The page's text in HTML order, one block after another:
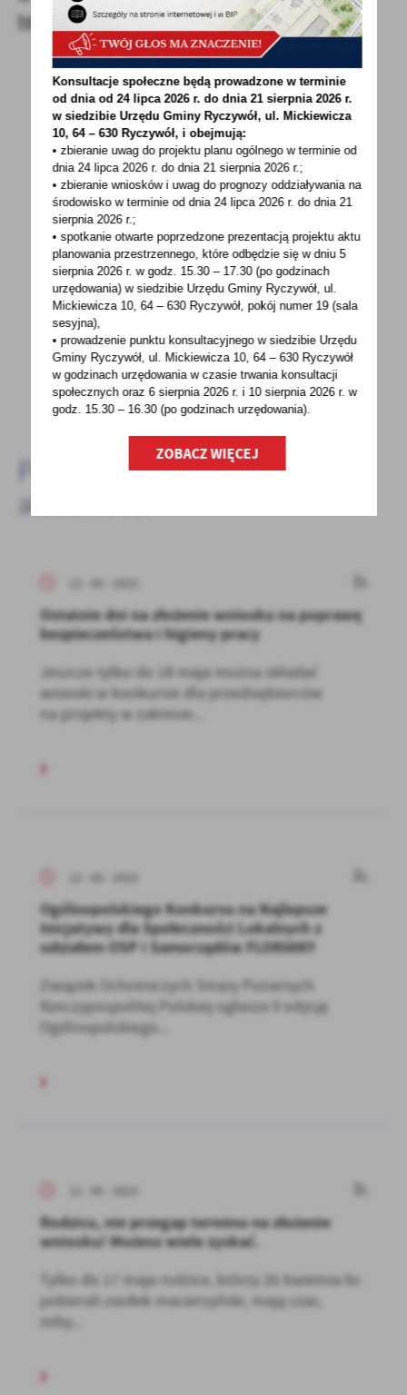
https://ksow.pl.
POWRÓT UDOSTĘPNIJ
POPRZEDNI NASTĘPNY
Spodobała Ci się informacja? Zostaw nam swoją opinię
- to dla Ciebie staramy się być najlepsi, a Twoje zdanie
bardzo nam w tym pomoże!
DODAJ KOMENTARZ
Pozostałe
aktualności
Ostatnie dni na złożenie wniosku na poprawę
bezpieczeństwa i higieny pracy
Jeszcze tylko do 18 maja można składać
wnioski w konkursie dla przedsiębiorców
na projekty w zakresie...
Ogólnopolskiego Konkursu na Najlepsze
Inicjatywy dla Społeczności Lokalnych z
udziałem OSP i Samorządów FLORIANY
Związek Ochotniczych Straży Pożarnych
Rzeczypospolitej Polskiej ogłasza V edycję
Ogólnopolskiego...
Rodzicu, nie przegap terminu na złożenie
wniosku! Możesz wiele zyskać.
Tylko do 17 maja rodzice, którzy 26 kwietnia br.
pobierali zasiłek macierzyński, mają czas,
żeby...
Konsultacje społeczne będą prowadzone w terminie
od dnia od 24 lipca 2026 r. do dnia 21 sierpnia 2026 r.
w siedzibie Urzędu Gminy Ryczywół, ul. Mickiewicza
10, 64 – 630 Ryczywół, i obejmują:
• zbieranie uwag do projektu planu ogólnego w terminie od
dnia 24 lipca 2026 r. do dnia 21 sierpnia 2026 r.;
• zbieranie wniosków i uwag do prognozy oddziaływania na
środowisko w terminie od dnia 24 lipca 2026 r. do dnia 21
sierpnia 2026 r.;
• spotkanie otwarte poprzedzone prezentacją projektu aktu
planowania przestrzennego, które odbędzie się w dniu 5
sierpnia 2026 r.w godz. 15.30 – 17.30 (po godzinach
urzędowania) w siedzibie Urzędu Gminy Ryczywół, ul.
Mickiewicza 10, 64 – 630 Ryczywół, pokójnumer 19 (sala
sesyjna),
• prowadzenie punktu konsultacyjnego w siedzibie Urzędu
Gminy Ryczywół, ul. Mickiewicza 10, 64 – 630 Ryczywół
w godzinachurzędowania w czasie trwania konsultacji
społecznych oraz 6 sierpnia 2026 r. i 10 sierpnia 2026 r. w
godz. 15.30 – 16.30 (po godzinachurzędowania).
ZOBACZ WIĘCEJ